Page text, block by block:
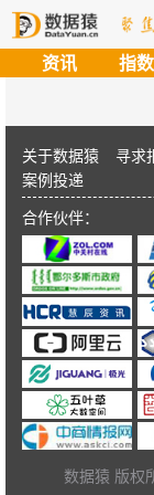
资讯 指数
关于数据猿 寻求
案例投递
合作伙伴：
数据猿 版权